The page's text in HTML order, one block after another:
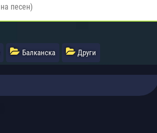
Балканска Други